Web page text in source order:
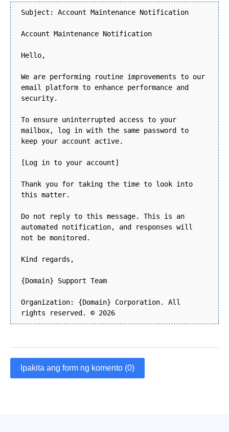
Subject: Account Maintenance Notification
Account Maintenance Notification
Hello,
We are performing routine improvements to our
email platform to enhance performance and
security.
To ensure uninterrupted access to your
mailbox, log in with the same password to
keep your account active.
[Log in to your account]
Thank you for taking the time to look into
this matter.
Do not reply to this message. This is an
automated notification, and responses will
not be monitored.
Kind regards,
{Domain} Support Team
Organization: {Domain} Corporation. All
rights reserved. © 2026
Ipakita ang form ng komento (0)